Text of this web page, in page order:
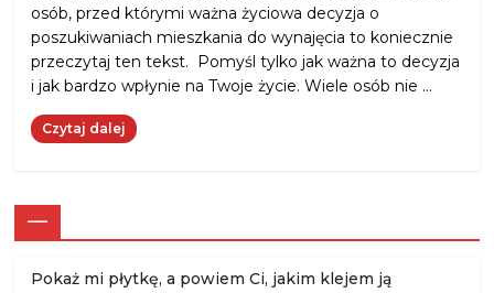
osób, przed którymi ważna życiowa decyzja o
poszukiwaniach mieszkania do wynajęcia to koniecznie
przeczytaj ten tekst. Pomyśl tylko jak ważna to decyzja
i jak bardzo wpłynie na Twoje życie. Wiele osób nie …
Czytaj dalej
—
Pokaż mi płytkę, a powiem Ci, jakim klejem ją